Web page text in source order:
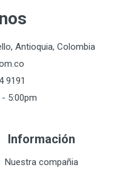
Antioquia, Colombia
9191
5:00pm
Información
Nuestra compañia